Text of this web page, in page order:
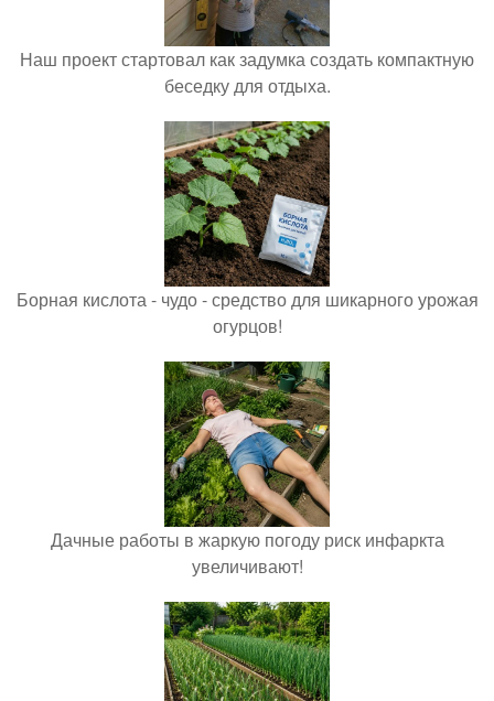
Наш проект стартовал как задумка создать компактную
беседку для отдыха.
Борная кислота - чудо - средство для шикарного урожая
огурцов!
Дачные работы в жаркую погоду риск инфаркта
увеличивают!